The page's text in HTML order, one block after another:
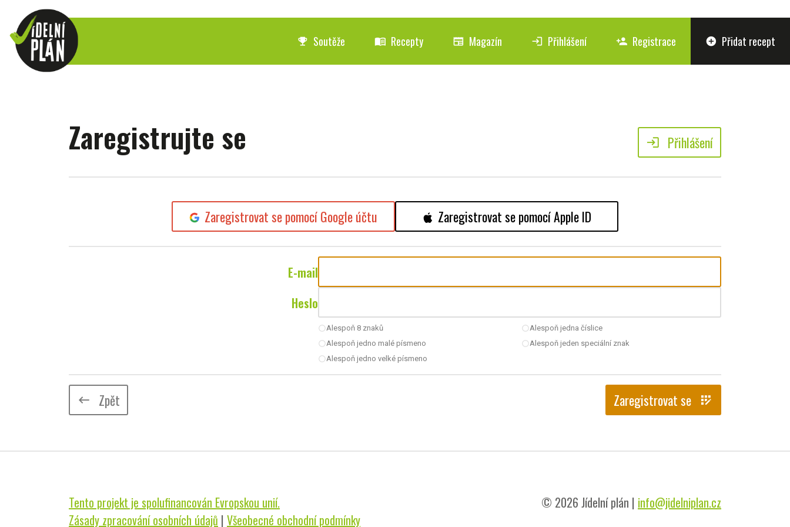
emoji_events Soutěže menu_book Recepty newspaper Magazín login Přihlášení person_add Registrace add_circle Přidat recept
Zaregistrujte se login Přihlášení
Zaregistrovat se pomocí Google účtu Zaregistrovat se pomocí Apple ID
E-mail
Heslo
radio_button_uncheckedAlespoň 8 znaků
radio_button_uncheckedAlespoň jedno malé písmeno
radio_button_uncheckedAlespoň jedno velké písmeno
radio_button_uncheckedAlespoň jedna číslice
radio_button_uncheckedAlespoň jeden speciální znak
keyboard_backspace Zpět Zaregistrovat se app_registration
Tento projekt je spolufinancován Evropskou unií.
Zásady zpracování osobních údajů | Všeobecné obchodní podmínky
© 2026 Jídelní plán | info@jidelniplan.cz